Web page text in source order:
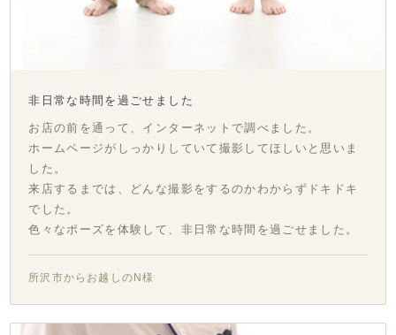
非日常な時間を過ごせました
お店の前を通って、インターネットで調べました。
ホームページがしっかりしていて撮影してほしいと思いま
した。
来店するまでは、どんな撮影をするのかわからずドキドキ
でした。
色々なポーズを体験して、非日常な時間を過ごせました。
所沢市からお越しのN様